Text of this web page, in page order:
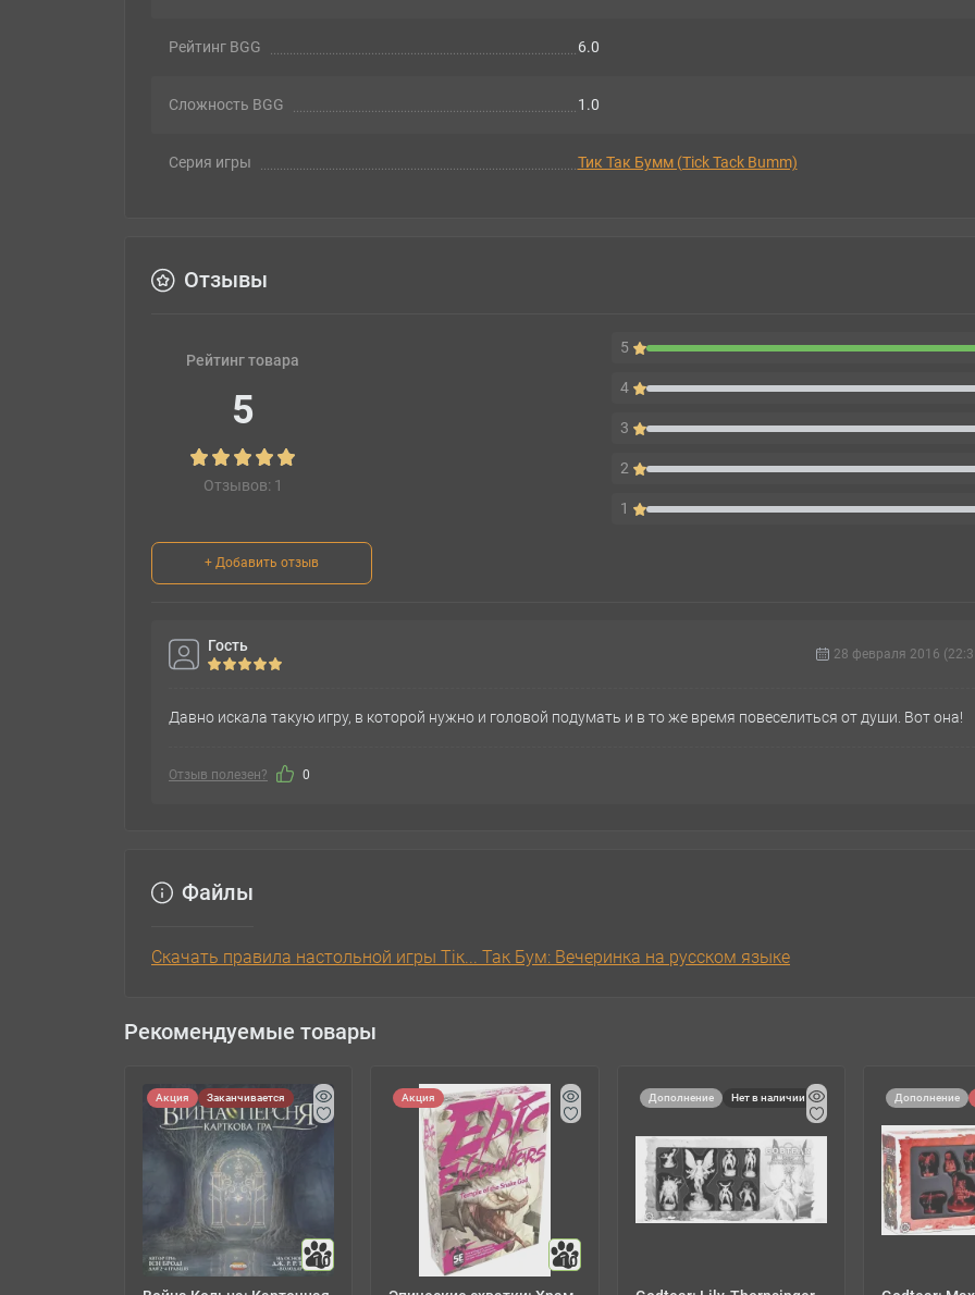
Рейтинг BGG 6.0
Сложность BGG 1.0
Серия игры Тик Так Бумм (Tick Tack Bumm)
Отзывы
Рейтинг товара
5
Отзывов: 1
5
4
3
2
1
+ Добавить отзыв
Гость 28 февраля 2016
Давно искала такую игру, в которой нужно и головой подумать и в то же время повеселиться от души. Вот она!
Отзыв полезен? 0
Файлы
Скачать правила настольной игры Тік... Так Бум: Вечеринка на русском языке
Рекомендуемые товары
Акция Заканчивается
10
Акция
10
Дополнение Нет в наличии Дополнение